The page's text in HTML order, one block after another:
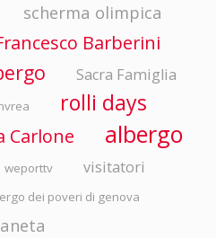
scherma olimpica
Barberini
Sacra Famiglia
rolli days
Carlone
albergo
weporttv
visitatori
dei poveri di genova